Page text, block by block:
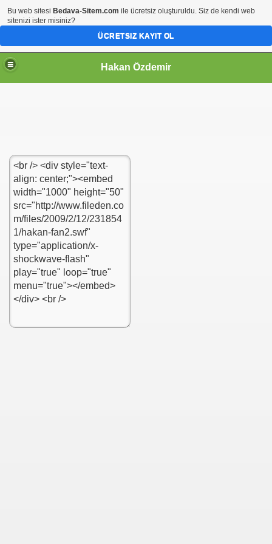
Hakan Özdemir
Bu web sitesi Bedava-Sitem.com ile ücretsiz oluşturuldu. Siz de kendi web
sitenizi ister misiniz?
ÜCRETSIZ KAYIT OL